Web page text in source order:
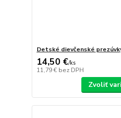
Detské dievčenské
14,50 €/ks
11,79 € bez DPH
Zvoliť